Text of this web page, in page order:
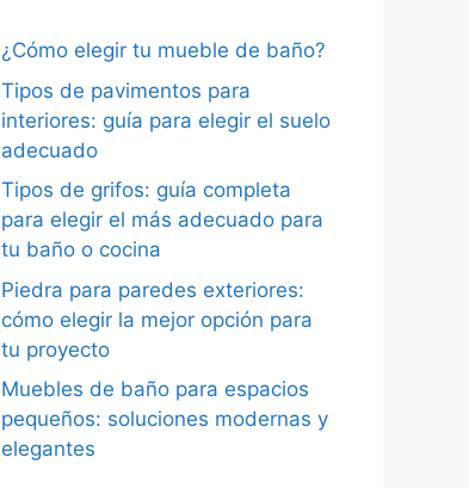
¿Cómo elegir tu mueble de baño?
Tipos de pavimentos para
interiores: guía para elegir el suelo
adecuado
Tipos de grifos: guía completa
para elegir el más adecuado para
tu baño o cocina
Piedra para paredes exteriores:
cómo elegir la mejor opción para
tu proyecto
Muebles de baño para espacios
pequeños: soluciones modernas y
elegantes